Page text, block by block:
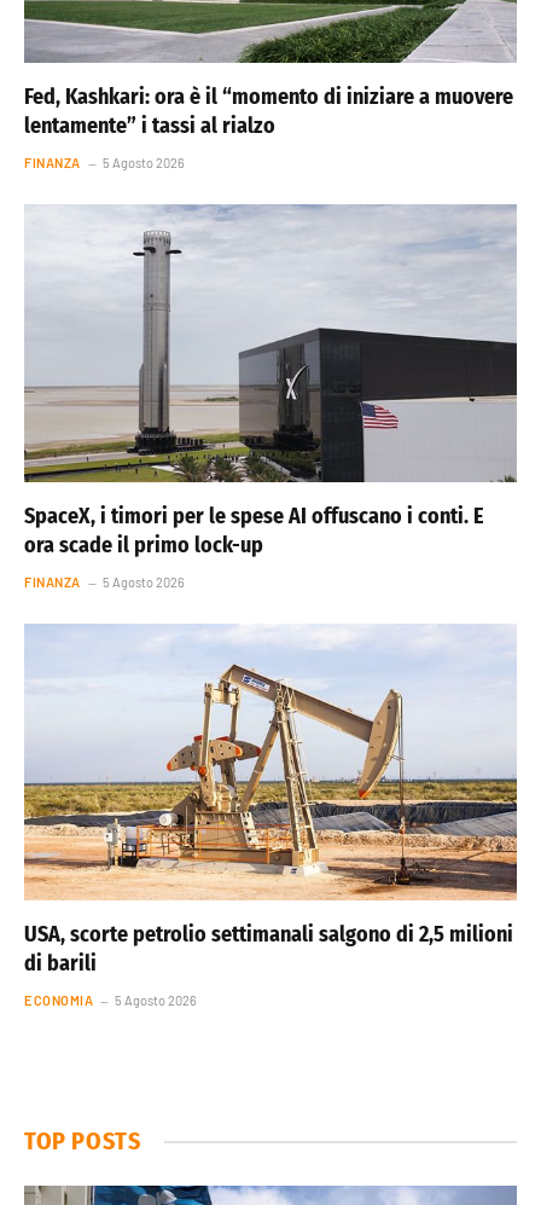
Fed, Kashkari: ora è il “momento di iniziare a muovere
lentamente” i tassi al rialzo
FINANZA 5 Agosto 2026
SpaceX, i timori per le spese AI offuscano i conti. E
ora scade il primo lock-up
FINANZA 5 Agosto 2026
USA, scorte petrolio settimanali salgono di 2,5 milioni
di barili
ECONOMIA 5 Agosto 2026
TOP POSTS